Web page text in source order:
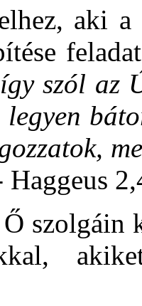
aki
szól az
Haggeus
szolgáin